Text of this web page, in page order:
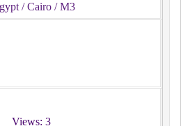
/ Cairo / M3
Views: 3